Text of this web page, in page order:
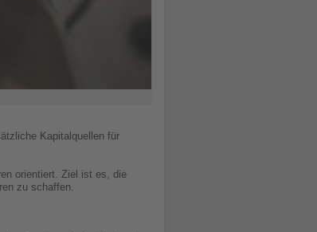
Kapitalquellen für
orientiert. Ziel ist es, die
zu schaffen.